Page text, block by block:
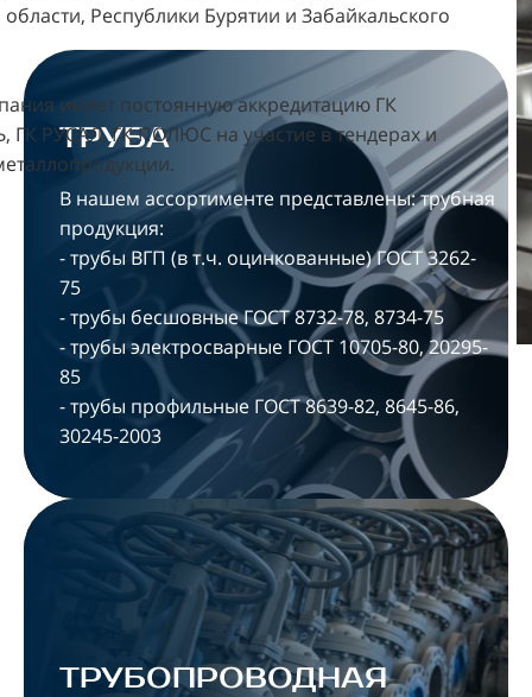
Республики Бурятии и Забайкальского
имеет постоянную аккредитацию ГК
ГК РУСАЛ, ГК ПОЛЮС на участие в тендерах и
ТРУБА
В нашем ассортименте представлены: трубная
продукция:
- трубы ВГП (в т.ч. оцинкованные) ГОСТ 3262-
75
- трубы бесшовные ГОСТ 8732-78, 8734-75
- трубы электросварные ГОСТ 10705-80, 20295-
85
- трубы профильные ГОСТ 8639-82, 8645-86,
30245-2003
ТРУБОПРОВОДНАЯ